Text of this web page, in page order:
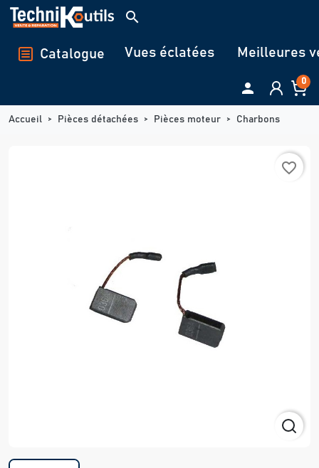
Panneau de gestion des cookies
search
Catalogue Vues éclatées Meilleures
 0
Accueil Pièces détachées Pièces moteur Charbons
favorite_border